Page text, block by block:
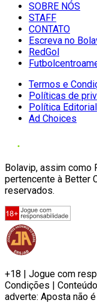
SOBRE NÓS
STAFF
CONTATO
Escreva no
RedGol
Termos e
Políticas de
Política Editorial
Ad Choices
Bolavip, assim como
pertencente à Better
reservados.
+18 | Jogue com
Condições |
adverte: Aposta não